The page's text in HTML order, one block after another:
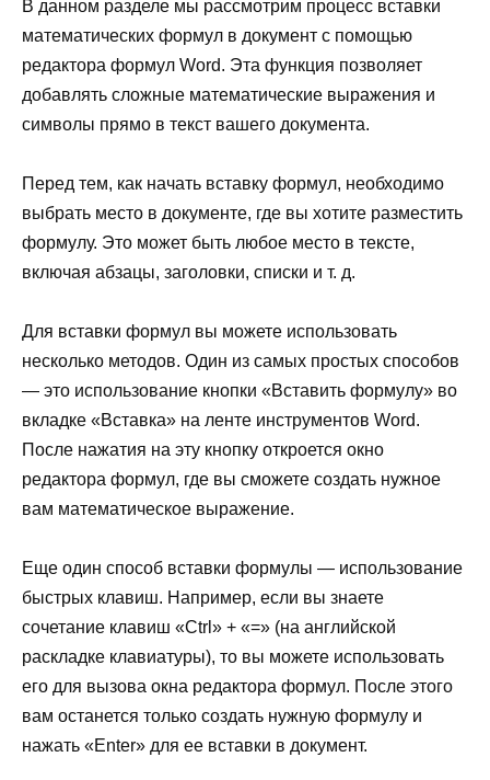
В данном разделе мы рассмотрим процесс вставки
математических формул в документ с помощью
редактора формул Word. Эта функция позволяет
добавлять сложные математические выражения и
символы прямо в текст вашего документа.
Перед тем, как начать вставку формул, необходимо
выбрать место в документе, где вы хотите разместить
формулу. Это может быть любое место в тексте,
включая абзацы, заголовки, списки и т. д.
Для вставки формул вы можете использовать
несколько методов. Один из самых простых способов
— это использование кнопки «Вставить формулу» во
вкладке «Вставка» на ленте инструментов Word.
После нажатия на эту кнопку откроется окно
редактора формул, где вы сможете создать нужное
вам математическое выражение.
Еще один способ вставки формулы — использование
быстрых клавиш. Например, если вы знаете
сочетание клавиш «Ctrl» + «=» (на английской
раскладке клавиатуры), то вы можете использовать
его для вызова окна редактора формул. После этого
вам останется только создать нужную формулу и
нажать «Enter» для ее вставки в документ.